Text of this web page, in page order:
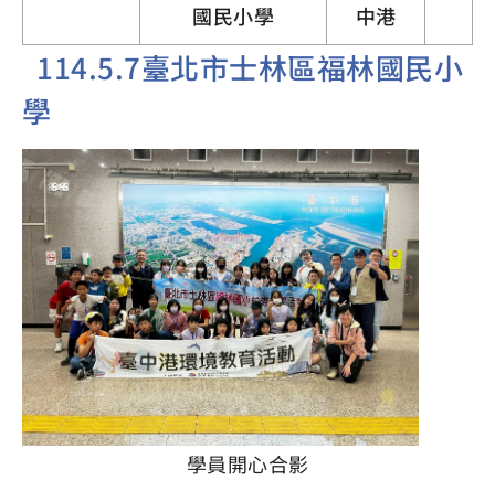
國民小學
中港
114.5.7臺北市士林區福林國民小
學
學員開心合影